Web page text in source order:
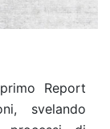
Report
svelando